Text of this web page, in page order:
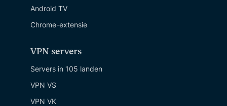
Android TV
Chrome-extensie
VPN-servers
Servers in 105 landen
VPN VS
VPN VK